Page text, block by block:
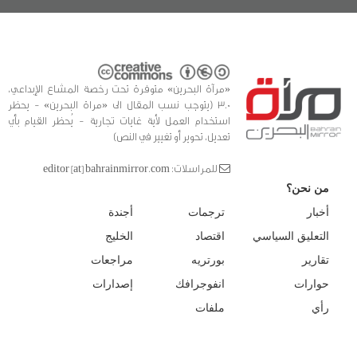
«مرآة البحرين» متوفرة تحت رخصة المشاع الإبداعي،
3.0 (يتوجب نسب المقال الى «مراة البحرين» - يحظر
استخدام العمل لأية غايات تجارية - يُحظر القيام بأي
تعديل، تحوير أو تغيير في النص)
للمراسلات: editor [at] bahrainmirror.com
من نحن؟
أخبار
التعليق السياسي
تقارير
حوارات
رأي
ترجمات
اقتصاد
بورتريه
انفوجرافك
ملفات
أجندة
الخليج
مراجعات
إصدارات